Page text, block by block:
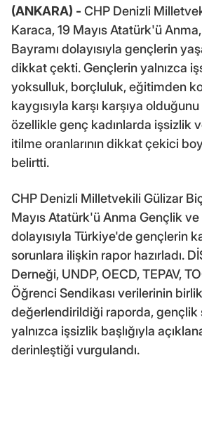
(ANKARA) - CHP Denizli
Karaca, 19 Mayıs Atatürk'ü
Bayramı dolayısıyla gençlerin
dikkat çekti. Gençlerin yalnızca
yoksulluk, borçluluk, eğitimden
kaygısıyla karşı karşıya
özellikle genç kadınlarda işsizlik
itilme oranlarının dikkat çekici
belirtti.
CHP Denizli Milletvekili Gülizar
Mayıs Atatürk'ü Anma Gençlik ve
dolayısıyla Türkiye'de gençlerin
sorunlara ilişkin rapor hazırladı.
Derneği, UNDP, OECD, TEPAV,
Öğrenci Sendikası verilerinin
değerlendirildiği raporda, gençlik
yalnızca işsizlik başlığıyla
derinleştiği vurgulandı.